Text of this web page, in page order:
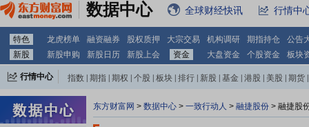
数据中心 全球财经快讯 行情中
特色 龙虎榜单 融资融券 股权质押 大宗交易 机构调研 期指持仓
公告
新股
新股申购 新股日历 新股上会 资金 大盘资金 个股资金 板块
行情中心 指数 期指 期权 个股 板块 排行 新股 基金 港股 美股 期货
东方财富网 > 数据中心 > 一致行动人 > 融捷股份 > 融捷股